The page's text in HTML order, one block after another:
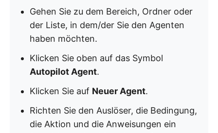
Gehen Sie zu dem Bereich, Ordner oder
der Liste, in dem/der Sie den Agenten
haben möchten.
Klicken Sie oben auf das Symbol
Autopilot Agent.
Klicken Sie auf Neuer Agent.
Richten Sie den Auslöser, die Bedingung,
die Aktion und die Anweisungen ein